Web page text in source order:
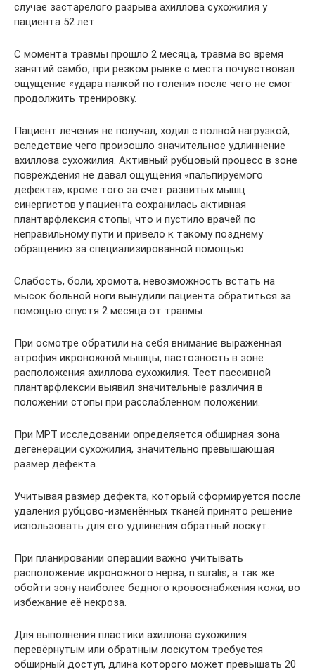
случае застарелого разрыва ахиллова сухожилия у
пациента 52 лет.
С момента травмы прошло 2 месяца, травма во время
занятий самбо, при резком рывке с места почувствовал
ощущение «удара палкой по голени» после чего не смог
продолжить тренировку.
Пациент лечения не получал, ходил с полной нагрузкой,
вследствие чего произошло значительное удлиннение
ахиллова сухожилия. Активный рубцовый процесс в зоне
повреждения не давал ощущения «пальпируемого
дефекта», кроме того за счёт развитых мышц
синергистов у пациента сохранилась активная
плантарфлексия стопы, что и пустило врачей по
неправильному пути и привело к такому позднему
обращению за специализированной помощью.
Слабость, боли, хромота, невозможность встать на
мысок больной ноги вынудили пациента обратиться за
помощью спустя 2 месяца от травмы.
При осмотре обратили на себя внимание выраженная
атрофия икроножной мышцы, пастозность в зоне
расположения ахиллова сухожилия. Тест пассивной
плантарфлексии выявил значительные различия в
положении стопы при расслабленном положении.
При МРТ исследовании определяется обширная зона
дегенерации сухожилия, значительно превышающая
размер дефекта.
Учитывая размер дефекта, который сформируется после
удаления рубцово-изменённых тканей принято решение
использовать для его удлинения обратный лоскут.
При планировании операции важно учитывать
расположение икроножного нерва, n.suralis, а так же
обойти зону наиболее бедного кровоснабжения кожи, во
избежание её некроза.
Для выполнения пластики ахиллова сухожилия
перевёрнутым или обратным лоскутом требуется
обширный доступ, длина которого может превышать 20